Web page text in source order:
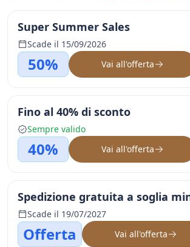
Super Summer Sales
Scade il 15/09/2026
50% Vai all'offerta
Fino al 40% di sconto
Sempre valido
40% Vai all'offerta
Spedizione gratuita a soglia
Scade il 19/07/2027
Offerta Vai all'offerta